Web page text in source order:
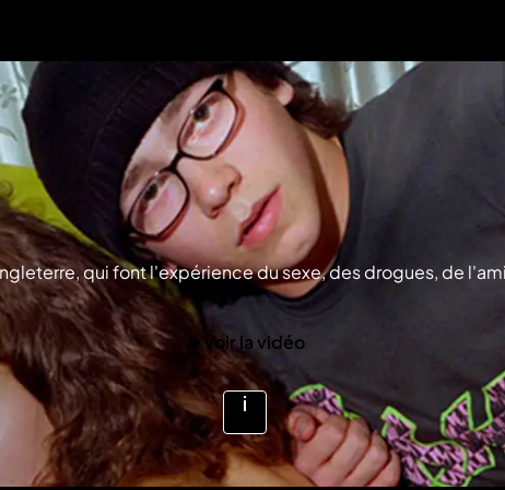
qui font l'expérience du sexe, des drogues, de
Voir la vidéo
Voir
plus
d'infos